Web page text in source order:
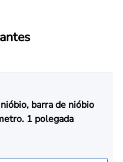
barra de nióbio
1 polegada